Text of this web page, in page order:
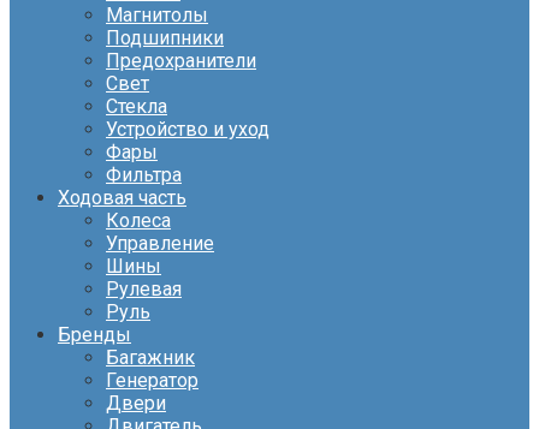
Магнитолы
Подшипники
Предохранители
Свет
Стекла
Устройство и уход
Фары
Фильтра
Ходовая часть
Колеса
Управление
Шины
Рулевая
Руль
Бренды
Багажник
Генератор
Двери